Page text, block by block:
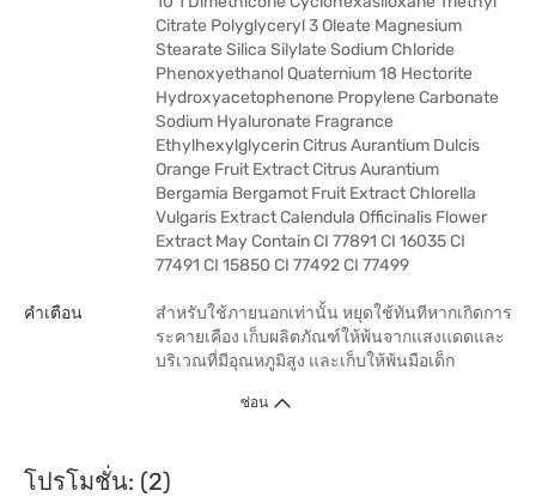
Citrate Polyglyceryl 3 Oleate Magnesium
Stearate Silica Silylate Sodium Chloride
Phenoxyethanol Quaternium 18 Hectorite
Hydroxyacetophenone Propylene Carbonate
Sodium Hyaluronate Fragrance
Ethylhexylglycerin Citrus Aurantium Dulcis
Orange Fruit Extract Citrus Aurantium
Bergamia Bergamot Fruit Extract Chlorella
Vulgaris Extract Calendula Officinalis Flower
Extract May Contain CI 77891 CI 16035 CI
77491 CI 15850 CI 77492 CI 77499
คำเตือน
สำหรับใช้ภายนอกเท่านั้น หยุดใช้ทันทีหากเกิดการ
ระคายเคือง เก็บผลิตภัณฑ์ให้พ้นจากแสงแดดและ
บริเวณที่มีอุณหภูมิสูง และเก็บให้พ้นมือเด็ก
ซ่อน
โปรโมชั่น: (2)